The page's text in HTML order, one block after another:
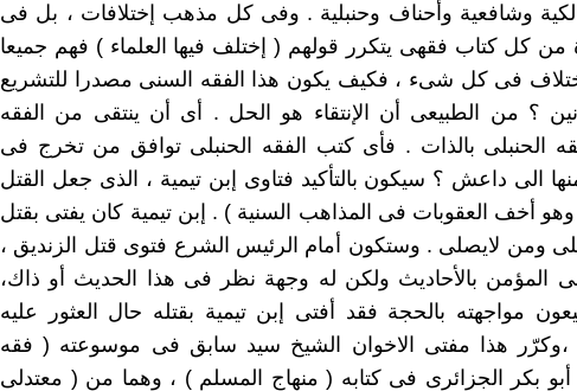
وشافعية وأحناف وحنبلية . وفى كل مذهب إختلافات ، بل فى
من كل كتاب فقهى يتكرر قولهم ( إختلف فيها العلماء ) فهم جميعا
فى كل شىء ، فكيف يكون هذا الفقه السنى مصدرا للتشريع
؟ من الطبيعى أن الإنتقاء هو الحل . أى أن ينتقى من الفقه
الحنبلى بالذات . فأى كتب الفقه الحنبلى توافق من تخرج فى
الى داعش ؟ سيكون بالتأكيد فتاوى إبن تيمية ، الذى جعل القتل
وهو أخف العقوبات فى المذاهب السنية ) . إبن تيمية كان يفتى بقتل
ومن لايصلى . وستكون أمام الرئيس الشرع فتوى قتل الزنديق ،
المؤمن بالأحاديث ولكن له وجهة نظر فى هذا الحديث أو ذاك،
مواجهته بالحجة فقد أفتى إبن تيمية بقتله حال العثور عليه
،وكرّر هذا مفتى الاخوان الشيخ سيد سابق فى موسوعته ( فقه
أبو بكر الجزائرى فى كتابه ( منهاج المسلم ) ، وهما من ( معتدلى